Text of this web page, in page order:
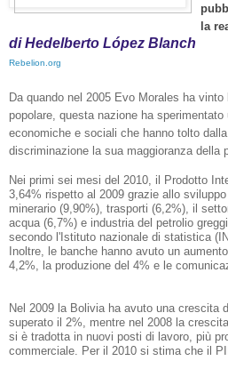
la
di Hedelberto López Blanch
Rebelion.org
Da quando nel 2005 Evo Morales ha
popolare, questa nazione ha
economiche e sociali che hanno tolto
discriminazione la sua maggioranza della
Nei primi sei mesi del 2010, il Prodotto
3,64% rispetto al 2009 grazie allo
minerario (9,90%), trasporti (6,2%), il
acqua (6,7%) e industria del petrolio
secondo l'Istituto nazionale di statistica
Inoltre, le banche hanno avuto un
4,2%, la produzione del 4% e le
Nel 2009 la Bolivia ha avuto una crescita
superato il 2%, mentre nel 2008 la
si è tradotta in nuovi posti di lavoro, più
commerciale.
Per il 2010 si stima che il